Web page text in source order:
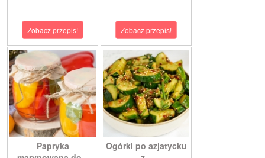
Zobacz przepis! Zobacz przepis!
Papryka
Ogórki po azjatycku